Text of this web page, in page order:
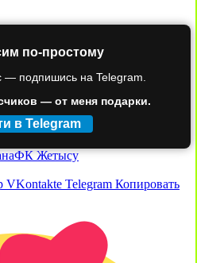
по-простому
— подпишись на Telegram.
— от меня подарки.
в Telegram
ФК Жетысу
VKontakte Telegram Копировать